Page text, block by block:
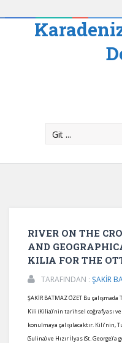
Git ...
RIVER ON THE
AND
KILIA FOR THE
TARAFINDAN : ŞAKİR
ŞAKİR BATMAZ ÖZET Bu
Kili (Kilia)’nin tarihsel coğrafyası
konulmaya çalışılacaktır. Kili’nin,
(Sulina) ve Hızır İlyas (St.